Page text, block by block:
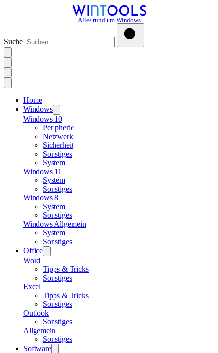
Alles rund um Windows
Suche
Home
Windows
Windows 10
Peripherie
Netzwerk
Sicherheit
Sonstiges
System
Windows 11
System
Sonstiges
Windows 8
System
Sonstiges
Windows Allgemein
System
Sonstiges
Office
Word
Tipps & Tricks
Sonstiges
Excel
Tipps & Tricks
Sonstiges
Outlook
Sonstiges
Allgemein
Sonstiges
Software